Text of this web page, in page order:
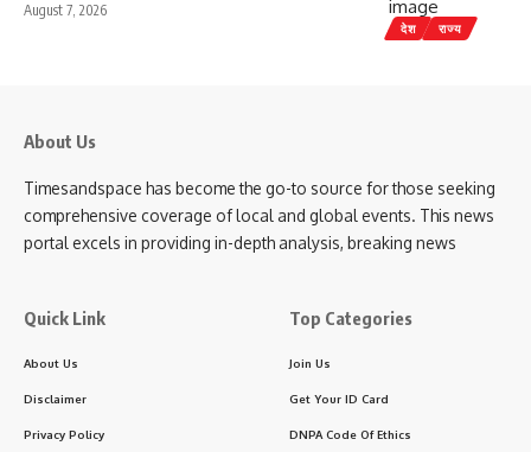
देश राज्य
August 7, 2026
About Us
Timesandspace has become the go-to source for those seeking
comprehensive coverage of local and global events. This news
portal excels in providing in-depth analysis, breaking news
Quick Link
About Us
Disclaimer
Privacy Policy
Top Categories
Join Us
Get Your ID Card
DNPA Code Of Ethics